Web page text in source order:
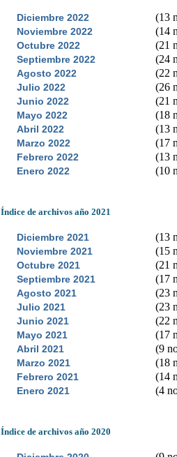
Diciembre 2022 (13
Noviembre 2022 (14
Octubre 2022 (21
Septiembre 2022 (24
Agosto 2022 (22
Julio 2022 (26
Junio 2022 (21
Mayo 2022 (18
Abril 2022 (13
Marzo 2022 (17
Febrero 2022 (13
Enero 2022 (10
Índice de archivos año 2021
Diciembre 2021 (13
Noviembre 2021 (15
Octubre 2021 (21
Septiembre 2021 (17
Agosto 2021 (23
Julio 2021 (23
Junio 2021 (22
Mayo 2021 (17
Abril 2021 (9
Marzo 2021 (18
Febrero 2021 (14
Enero 2021 (4
Índice de archivos año 2020